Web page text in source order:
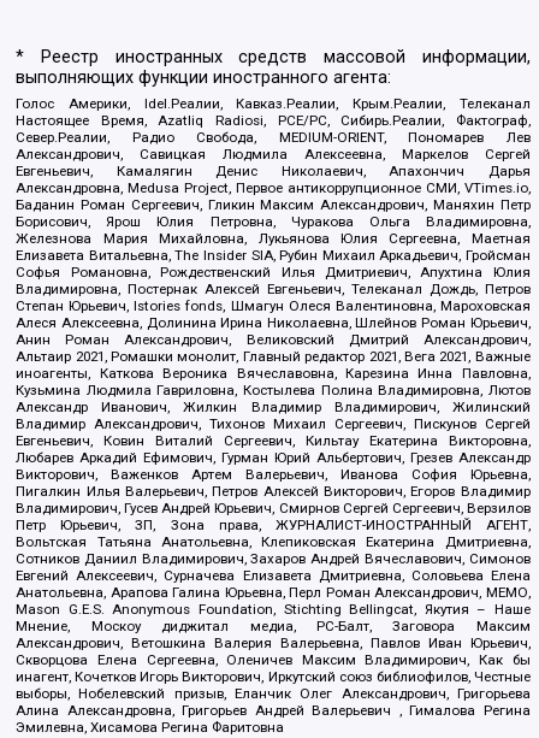
* Реестр иностранных средств массовой информации,
выполняющих функции иностранного агента:
Голос Америки, Idel.Реалии, Кавказ.Реалии, Крым.Реалии, Телеканал
Настоящее Время, Azatliq Radiosi, PCE/PC, Сибирь.Реалии, Фактограф,
Север.Реалии, Радио Свобода, MEDIUM-ORIENT, Пономарев Лев
Александрович, Савицкая Людмила Алексеевна, Маркелов Сергей
Евгеньевич, Камалягин Денис Николаевич, Апахончич Дарья
Александровна, Medusa Project, Первое антикоррупционное СМИ, VTimes.io,
Баданин Роман Сергеевич, Гликин Максим Александрович, Маняхин Петр
Борисович, Ярош Юлия Петровна, Чуракова Ольга Владимировна,
Железнова Мария Михайловна, Лукьянова Юлия Сергеевна, Маетная
Елизавета Витальевна, The Insider SIA, Рубин Михаил Аркадьевич, Гройсман
Софья Романовна, Рождественский Илья Дмитриевич, Апухтина Юлия
Владимировна, Постернак Алексей Евгеньевич, Телеканал Дождь, Петров
Степан Юрьевич, Istories fonds, Шмагун Олеся Валентиновна, Мароховская
Алеся Алексеевна, Долинина Ирина Николаевна, Шлейнов Роман Юрьевич,
Анин Роман Александрович, Великовский Дмитрий Александрович,
Альтаир 2021, Ромашки монолит, Главный редактор 2021, Вега 2021, Важные
иноагенты, Каткова Вероника Вячеславовна, Карезина Инна Павловна,
Кузьмина Людмила Гавриловна, Костылева Полина Владимировна, Лютов
Александр Иванович, Жилкин Владимир Владимирович, Жилинский
Владимир Александрович, Тихонов Михаил Сергеевич, Пискунов Сергей
Евгеньевич, Ковин Виталий Сергеевич, Кильтау Екатерина Викторовна,
Любарев Аркадий Ефимович, Гурман Юрий Альбертович, Грезев Александр
Викторович, Важенков Артем Валерьевич, Иванова София Юрьевна,
Пигалкин Илья Валерьевич, Петров Алексей Викторович, Егоров Владимир
Владимирович, Гусев Андрей Юрьевич, Смирнов Сергей Сергеевич, Верзилов
Петр Юрьевич, ЗП, Зона права, ЖУРНАЛИСТ-ИНОСТРАННЫЙ АГЕНТ,
Вольтская Татьяна Анатольевна, Клепиковская Екатерина Дмитриевна,
Сотников Даниил Владимирович, Захаров Андрей Вячеславович, Симонов
Евгений Алексеевич, Сурначева Елизавета Дмитриевна, Соловьева Елена
Анатольевна, Арапова Галина Юрьевна, Перл Роман Александрович, МЕМО,
Mason G.E.S. Anonymous Foundation, Stichting Bellingcat, Якутия – Наше
Мнение, Москоу диджитал медиа, РС-Балт, Заговора Максим
Александрович, Ветошкина Валерия Валерьевна, Павлов Иван Юрьевич,
Скворцова Елена Сергеевна, Оленичев Максим Владимирович, Как бы
инагент, Кочетков Игорь Викторович, Иркутский союз библиофилов, Честные
выборы, Нобелевский призыв, Еланчик Олег Александрович, Григорьева
Алина Александровна, Григорьев Андрей Валерьевич , Гималова Регина
Эмилевна, Хисамова Регина Фаритовна